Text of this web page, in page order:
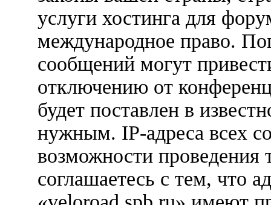
услуги хостинга для
международное право.
сообщений могут
отключению от
будет поставлен в
нужным. IP-адреса всех
возможности
соглашаетесь с тем, что